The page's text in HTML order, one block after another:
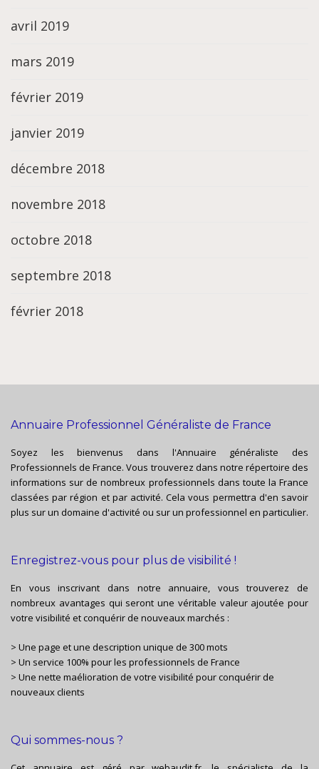
avril 2019
mars 2019
février 2019
janvier 2019
décembre 2018
novembre 2018
octobre 2018
septembre 2018
février 2018
Annuaire Professionnel Généraliste de France
Soyez les bienvenus dans l'Annuaire généraliste des
Professionnels de France. Vous trouverez dans notre répertoire des
informations sur de nombreux professionnels dans toute la France
classées par région et par activité. Cela vous permettra d'en savoir
plus sur un domaine d'activité ou sur un professionnel en particulier.
Enregistrez-vous pour plus de visibilité !
En vous inscrivant dans notre annuaire, vous trouverez de
nombreux avantages qui seront une véritable valeur ajoutée pour
votre visibilité et conquérir de nouveaux marchés :
> Une page et une description unique de 300 mots
> Un service 100% pour les professionnels de France
> Une nette maélioration de votre visibilité pour conquérir de
nouveaux clients
Qui sommes-nous ?